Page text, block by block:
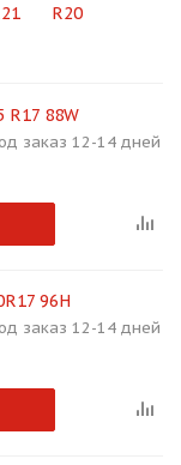
R20
88W
заказ 12-14 дней
96H
заказ 12-14 дней
раз в 2